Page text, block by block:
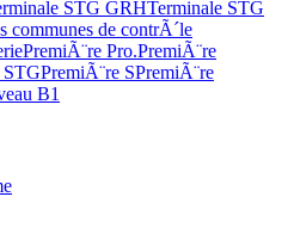
STG GRHTerminale STG
communes de contrÃ´le
PremiÃ¨re Pro.PremiÃ¨re
STGPremiÃ¨re SPremiÃ¨re
B1